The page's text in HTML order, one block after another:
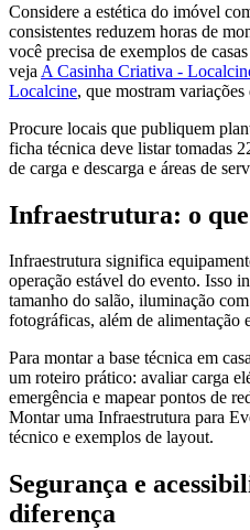
Considere a estética do imóvel
consistentes reduzem horas de
você precisa de exemplos de
veja A Casinha Criativa -
Localcine, que mostram
Procure locais que publiquem
ficha técnica deve listar tomadas
de carga e descarga e áreas de
Infraestrutura: o
Infraestrutura significa
operação estável do evento. Isso
tamanho do salão, iluminação
fotográficas, além de alimentação
Para montar a base técnica em
um roteiro prático: avaliar carga
emergência e mapear pontos de
Montar uma Infraestrutura para
técnico e exemplos de layout.
Segurança e
diferença